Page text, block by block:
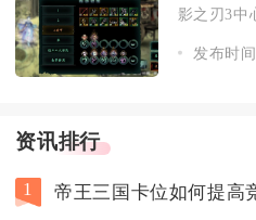
影之刃3中
发布时
资讯排行
1 帝王三国卡位如何提高